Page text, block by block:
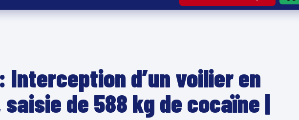
d’un voilier en
de 588 kg de cocaïne |